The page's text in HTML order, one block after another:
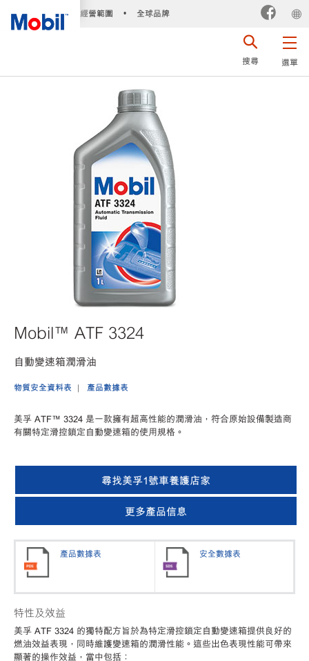
經營範圍 • 全球品牌
選單
搜尋
Mobil™ ATF 3324
自動變速箱潤滑油
物質安全資料表 產品數據表
美孚 ATF™ 3324 是一款擁有超高性能的潤滑油，符合原始設備製造商
有關特定滑控鎖定自動變速箱的使用規格。
尋找美孚1號車養護店家
更多產品信息
產品數據表 安全數據表
特性及效益
美孚 ATF 3324 的獨特配方旨於為特定滑控鎖定自動變速箱提供良好的
燃油效益表現，同時維護變速箱的潤滑性能。這些出色表現性能可帶來
顯著的操作效益，當中包括：